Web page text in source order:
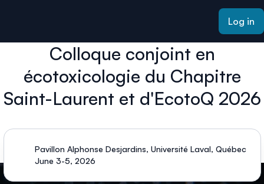
Log in
Colloque conjoint en
écotoxicologie du Chapitre
Saint-Laurent et d'EcotoQ 2026
Pavillon Alphonse Desjardins, Université Laval, Québec
June 3-5, 2026